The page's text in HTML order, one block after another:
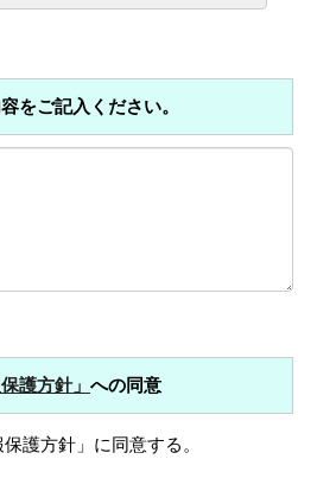
をご記入ください。
護方針」 への同意
護方針」に同意する。